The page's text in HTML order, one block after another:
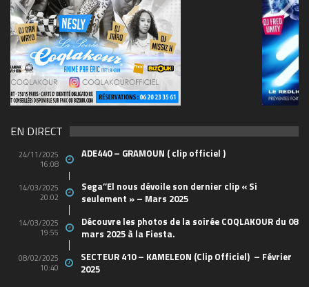
(1)
EN DIRECT
24/11/2025
16:08
ADE440 – GRAMOUN ( clip officiel )
14/03/2025
20:02
Sega’’El nous dévoile son dernier clip « Si
seulement » – Mars 2025
14/03/2025
19:55
Découvre les photos de la soirée COQLAKOUR du 08
mars 2025 à la Fiesta.
08/02/2025
10:40
SECTEUR 410 – KAMELEON (Clip Officiel) – Février
2025